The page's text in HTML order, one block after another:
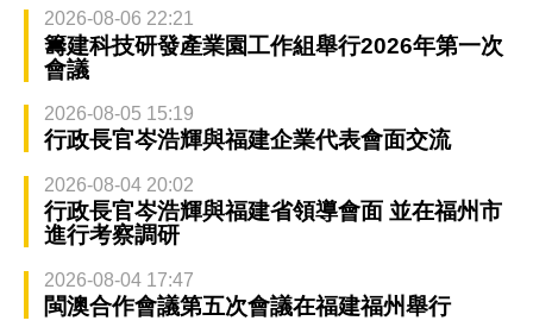
2026-08-06 22:21
籌建科技研發產業園工作組舉行2026年第一次
會議
2026-08-05 15:19
行政長官岑浩輝與福建企業代表會面交流
2026-08-04 20:02
行政長官岑浩輝與福建省領導會面 並在福州市
進行考察調研
2026-08-04 17:47
閩澳合作會議第五次會議在福建福州舉行